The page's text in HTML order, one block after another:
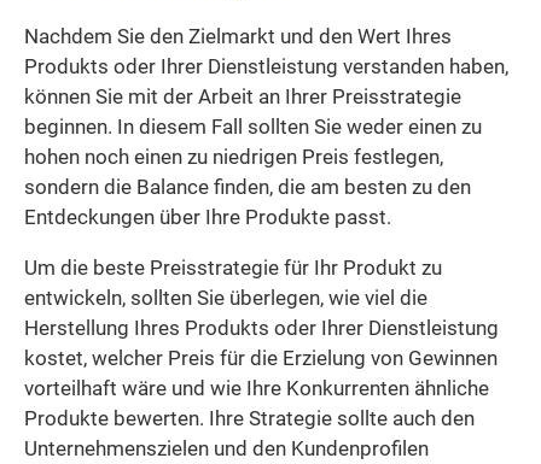
Nachdem Sie den Zielmarkt und den Wert Ihres
Produkts oder Ihrer Dienstleistung verstanden haben,
können Sie mit der Arbeit an Ihrer Preisstrategie
beginnen. In diesem Fall sollten Sie weder einen zu
hohen noch einen zu niedrigen Preis festlegen,
sondern die Balance finden, die am besten zu den
Entdeckungen über Ihre Produkte passt.
Um die beste Preisstrategie für Ihr Produkt zu
entwickeln, sollten Sie überlegen, wie viel die
Herstellung Ihres Produkts oder Ihrer Dienstleistung
kostet, welcher Preis für die Erzielung von Gewinnen
vorteilhaft wäre und wie Ihre Konkurrenten ähnliche
Produkte bewerten. Ihre Strategie sollte auch den
Unternehmenszielen und den Kundenprofilen